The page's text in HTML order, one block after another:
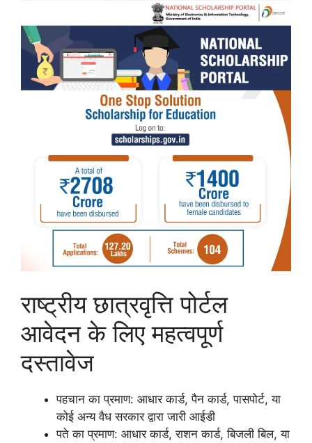
राष्ट्रीय छात्रवृत्ति पोर्टल
आवेदन के लिए महत्वपूर्ण
दस्तावेज
पहचान का प्रमाण: आधार कार्ड, पैन कार्ड, पासपोर्ट, या
कोई अन्य वैध सरकार द्वारा जारी आईडी
पते का प्रमाण: आधार कार्ड, राशन कार्ड, बिजली बिल, या